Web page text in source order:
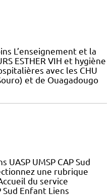
L’enseignement et la
ESTHER VIH et hygiène
avec les CHU
et de Ouagadougo
UMSP CAP Sud
une rubrique
du service
Sud Enfant Liens